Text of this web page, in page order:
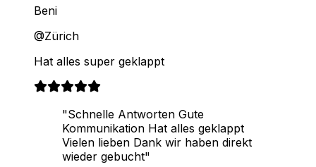
Beni
@Zürich
Hat alles super geklappt
"Schnelle Antworten Gute
Kommunikation Hat alles geklappt
Vielen lieben Dank wir haben direkt
wieder gebucht"